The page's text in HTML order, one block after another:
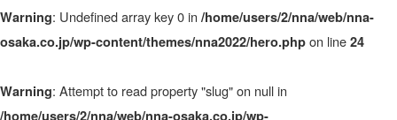
Warning: Undefined array key 0 in /home/users/2/nna/web/nna-
osaka.co.jp/wp-content/themes/nna2022/hero.php on line 24
Warning: Attempt to read property "slug" on null in
/home/users/2/nna/web/nna-osaka.co.jp/wp-